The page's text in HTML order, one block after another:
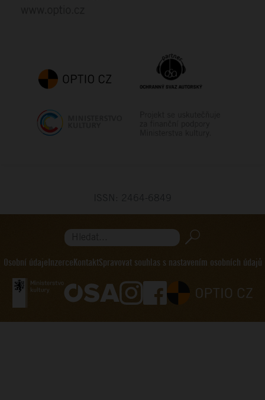
Hledat...
Osobní údajeInzerceKontaktSpravovat souhlas s nastavením osobních údajů